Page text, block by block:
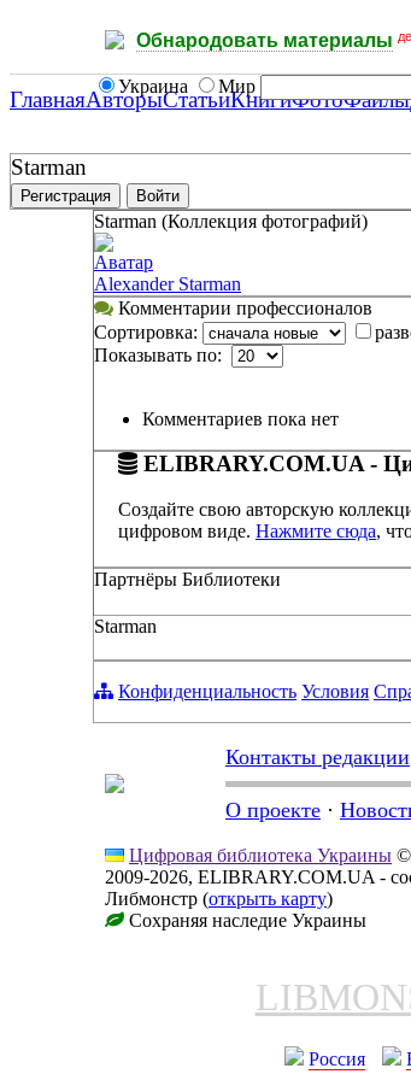
Обнародовать материалы
Украина Мир
ГлавнаяАвторыСтатьиКнигиФотоФайлы
Starman
Регистрация Войти
Starman (Коллекция фотографий)
Аватар
Alexander Starman
Комментарии профессионалов
Сортировка:
Показывать по:
Комментариев пока нет
ELIBRARY.COM.UA -
Создайте свою авторскую
цифровом виде. Нажмите сюда,
Партнёры Библиотеки
Starman
Конфиденциальность Условия
Контакты редакции
О проекте ·
Цифровая библиотека Украины ©
2009-2026, ELIBRARY.COM.UA -
Либмонстр (открыть карту)
Сохраняя наследие Украины
Россия